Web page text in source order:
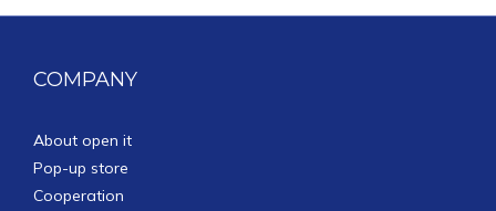
COMPANY
About open it
Pop-up store
Cooperation